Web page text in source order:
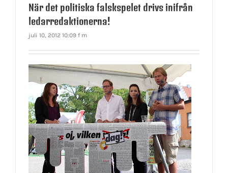
När det politiska falskspelet drivs inifrån
ledarredaktionerna!
juli 10, 2012 10:09 f m